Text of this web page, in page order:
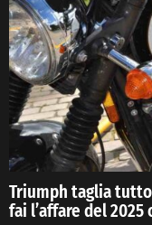
Triumph taglia
fai l’affare del 2025